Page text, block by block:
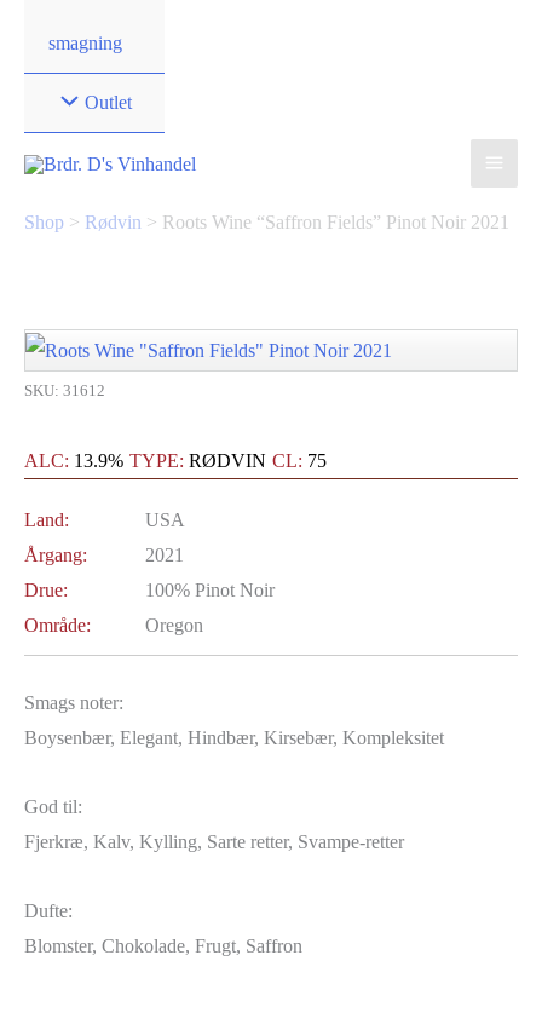
smagning
Outlet
Shop > Rødvin > Roots Wine “Saffron Fields” Pinot Noir 2021
SKU: 31612
ALC: 13.9% TYPE: RØDVIN CL: 75
Land:
USA
Årgang:
2021
Drue:
100% Pinot Noir
Område:
Oregon
Smags noter:
Boysenbær, Elegant, Hindbær, Kirsebær, Kompleksitet
God til:
Fjerkræ, Kalv, Kylling, Sarte retter, Svampe-retter
Dufte:
Blomster, Chokolade, Frugt, Saffron